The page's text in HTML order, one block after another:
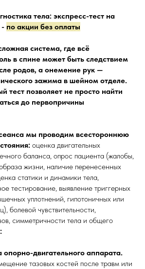
тела: экспресс-тест на
- по акции без оплаты
система, где всё
в спине может быть следствием
родов, а онемение рук —
зажима в шейном отделе.
тест позволяет не просто найти
до первопричины
мы проводим всестороннюю
оценка двигательных
баланса, опрос пациента (жалобы,
жизни, наличие перенесенных
статики и динамики тела,
тестирование, выявление триггерных
уплотнений, гипотоничных или
болевой чувствительности,
симметричности тела и общего
:
опорно-двигательного аппарата.
тазовых костей после травм или